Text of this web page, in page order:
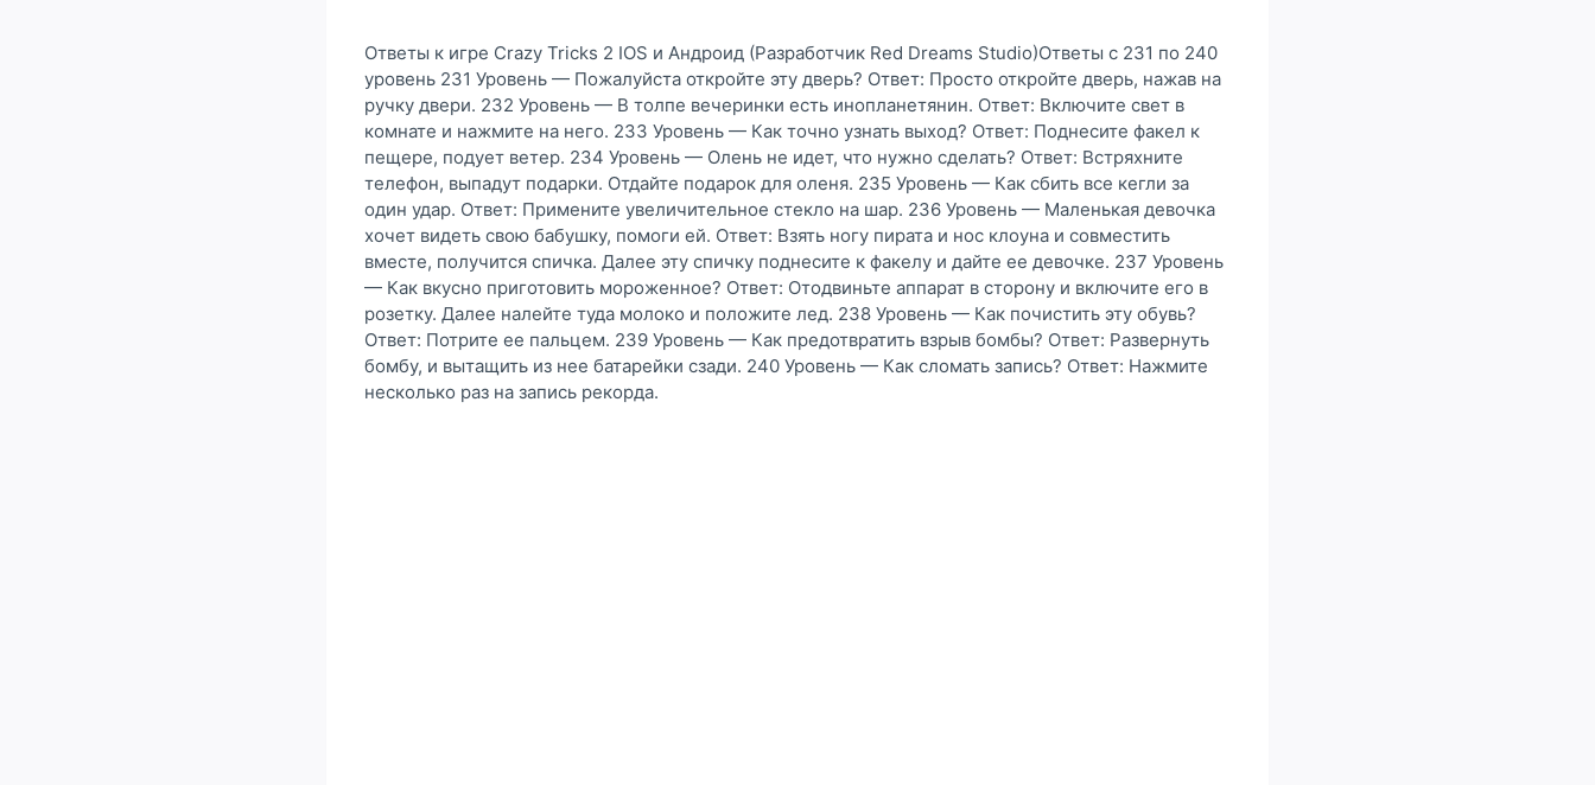
Ответы к игре Crazy Tricks 2 IOS и Андроид (Разработчик Red Dreams Studio)Ответы с 231 по 240
уровень 231 Уровень — Пожалуйста откройте эту дверь? Ответ: Просто откройте дверь, нажав на
ручку двери. 232 Уровень — В толпе вечеринки есть инопланетянин. Ответ: Включите свет в
комнате и нажмите на него. 233 Уровень — Как точно узнать выход? Ответ: Поднесите факел к
пещере, подует ветер. 234 Уровень — Олень не идет, что нужно сделать? Ответ: Встряхните
телефон, выпадут подарки. Отдайте подарок для оленя. 235 Уровень — Как сбить все кегли за
один удар. Ответ: Примените увеличительное стекло на шар. 236 Уровень — Маленькая девочка
хочет видеть свою бабушку, помоги ей. Ответ: Взять ногу пирата и нос клоуна и совместить
вместе, получится спичка. Далее эту спичку поднесите к факелу и дайте ее девочке. 237 Уровень
— Как вкусно приготовить мороженное? Ответ: Отодвиньте аппарат в сторону и включите его в
розетку. Далее налейте туда молоко и положите лед. 238 Уровень — Как почистить эту обувь?
Ответ: Потрите ее пальцем. 239 Уровень — Как предотвратить взрыв бомбы? Ответ: Развернуть
бомбу, и вытащить из нее батарейки сзади. 240 Уровень — Как сломать запись? Ответ: Нажмите
несколько раз на запись рекорда.